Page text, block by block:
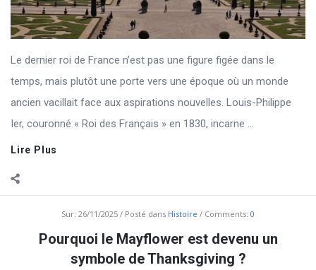
Le dernier roi de France n’est pas une figure figée dans le
temps, mais plutôt une porte vers une époque où un monde
ancien vacillait face aux aspirations nouvelles. Louis-Philippe
Ier, couronné « Roi des Français » en 1830, incarne ...
Lire Plus
Sur: 26/11/2025 Posté dans Histoire Comments: 0
Pourquoi le Mayflower est devenu un
symbole de Thanksgiving ?